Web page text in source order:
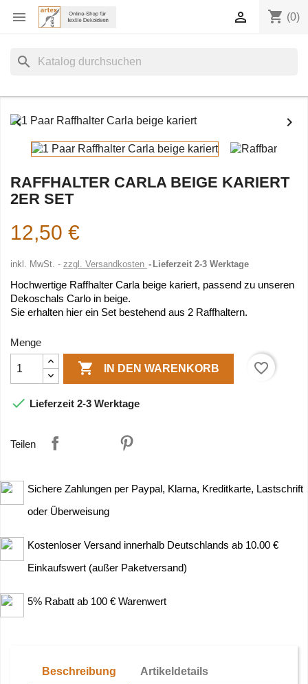
 shopping_cart (0)

search
 
RAFFHALTER CARLA BEIGE KARIERT
2ER SET
12,50 €
inkl. MwSt. zzgl. Versandkosten Lieferzeit 2-3 Werktage
Hochwertige Raffhalter Carla beige kariert, passend zu unseren
Dekoschals Carlo in beige.
Sie erhalten hier ein Set bestehend aus 2 Raffhaltern.
Menge
 IN DEN WARENKORB favorite_border
 Lieferzeit 2-3 Werktage
Teilen
Sichere Zahlungen per Paypal, Klarna, Kreditkarte, Lastschrift
oder Überweisung
Kostenloser Versand innerhalb Deutschlands ab 10.00 €
Einkaufswert (außer Paketversand)
5% Rabatt ab 100 € Warenwert
Beschreibung Artikeldetails